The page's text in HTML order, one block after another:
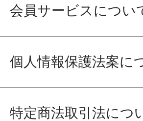
会員サービスについ
個人情報保護法案に
特定商法取引法につ